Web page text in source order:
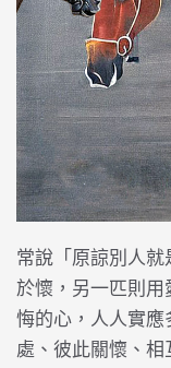
常說「原諒別人
於懷，另一匹則
悔的心，人人實應
處、彼此關懷、相